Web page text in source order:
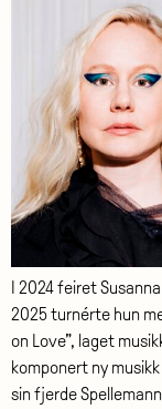
I 2024 feiret
2025 turnérte hun
on Love”, laget
komponert ny
sin fjerde